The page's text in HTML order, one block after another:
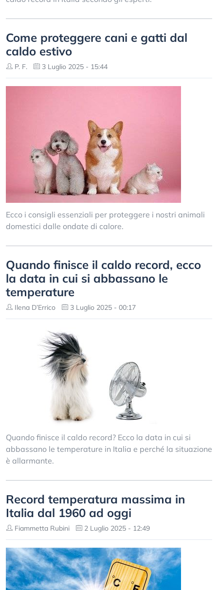
Come proteggere cani e gatti dal
caldo estivo
P. F. 3 Luglio 2025 - 15:44
Ecco i consigli essenziali per proteggere i nostri animali
domestici dalle ondate di calore.
Quando finisce il caldo record, ecco
la data in cui si abbassano le
temperature
Ilena D’Errico 3 Luglio 2025 - 00:17
Quando finisce il caldo record? Ecco la data in cui si
abbassano le temperature in Italia e perché la situazione
è allarmante.
Record temperatura massima in
Italia dal 1960 ad oggi
Fiammetta Rubini 2 Luglio 2025 - 12:49